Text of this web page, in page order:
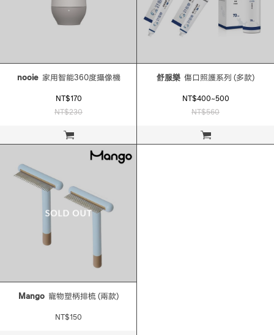
立即購買
nooie 家用智能360度攝像機
NT$170
NT$230
立即購買
舒服樂 傷口照護系列 (多款)
NT$400~500
NT$560
Mango 寵物塑柄排梳 (兩款)
NT$150